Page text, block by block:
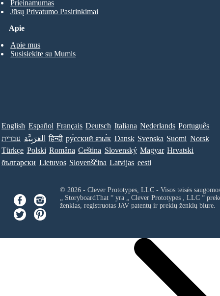
Apie
Apie mus
Susisiekite su Mumis
Prieinamumas
Jūsų Privatumo Pasirinkimai
English Español Français Deutsch Italiana Nederlands Português
עברית العَرَبِيَّة हिन्दी ру́сский язы́к Dansk Svenska Suomi Norsk
Türkçe Polski Româna Ceština Slovenský Magyar Hrvatski
български Lietuvos Slovenščina Latvijas eesti
© 2026 - Clever Prototypes, LLC - Visos teisės
„ StoryboardThat “ yra „ Clever Prototypes , LLC“
ženklas, registruotas JAV patentų ir prekių ženklų biure.